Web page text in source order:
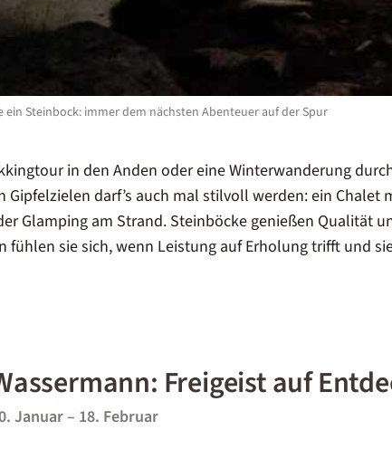
ein Steinbock: immer dem nächsten Abenteuer auf der Spur
in den Anden oder eine Winterwanderung
Gipfelzielen darf’s auch mal stilvoll werden: ein Chalet
Glamping am Strand. Steinböcke genießen Qualität
fühlen sie sich, wenn Leistung auf Erholung trifft und
Freigeist auf
Januar – 18. Februar